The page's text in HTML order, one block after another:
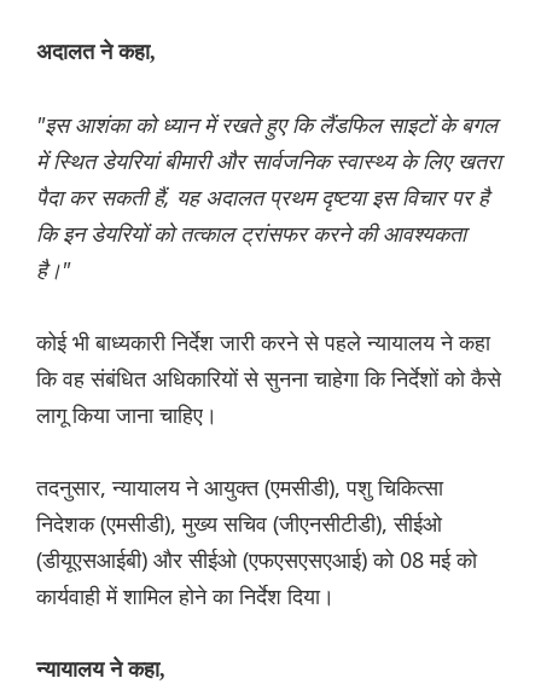
अदालत ने कहा,
"इस आशंका को ध्यान में रखते हुए कि लैंडफिल साइटों के बगल
में स्थित डेयरियां बीमारी और सार्वजनिक स्वास्थ्य के लिए खतरा
पैदा कर सकती हैं, यह अदालत प्रथम दृष्टया इस विचार पर है
कि इन डेयरियों को तत्काल ट्रांसफर करने की आवश्यकता
है।"
कोई भी बाध्यकारी निर्देश जारी करने से पहले न्यायालय ने कहा
कि वह संबंधित अधिकारियों से सुनना चाहेगा कि निर्देशों को कैसे
लागू किया जाना चाहिए।
तदनुसार, न्यायालय ने आयुक्त (एमसीडी), पशु चिकित्सा
निदेशक (एमसीडी), मुख्य सचिव (जीएनसीटीडी), सीईओ
(डीयूएसआईबी) और सीईओ (एफएसएसएआई) को 08 मई को
कार्यवाही में शामिल होने का निर्देश दिया।
न्यायालय ने कहा,